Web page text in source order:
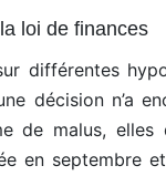
loi de finances
différentes
décision n’a
de malus, elles
en septembre